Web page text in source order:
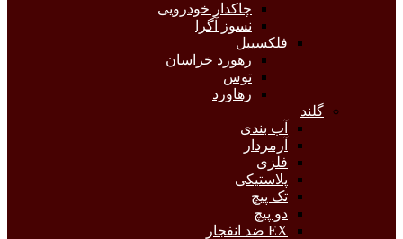
چاکدار خودرویی
نسوز آگرا
فلکسیبل
رهورد خراسان
توس
رهاورد
گلند
آب بندی
آرمردار
فلزی
پلاستیکی
تک پیچ
دو پیچ
EX ضد انفجار